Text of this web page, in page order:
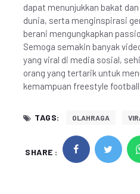
dapat menunjukkan bakat
dunia, serta menginspirasi
berani mengungkapkan
Semoga semakin banyak
yang viral di media sosial,
orang yang tertarik untuk
kemampuan freestyle
TAGS: OLAHRAGA
SHARE :